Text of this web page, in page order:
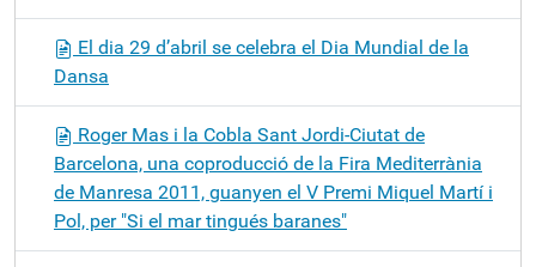
El dia 29 d’abril se celebra el Dia Mundial de la
Dansa
Roger Mas i la Cobla Sant Jordi-Ciutat de
Barcelona, una coproducció de la Fira Mediterrània
de Manresa 2011, guanyen el V Premi Miquel Martí i
Pol, per "Si el mar tingués baranes"